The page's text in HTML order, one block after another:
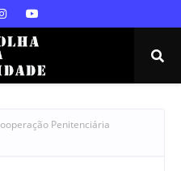
Penitenciária